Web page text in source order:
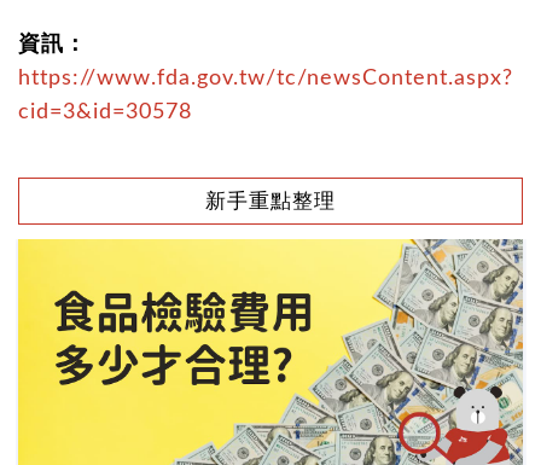
資訊：
https://www.fda.gov.tw/tc/newsContent.aspx?
cid=3&id=30578
新手重點整理